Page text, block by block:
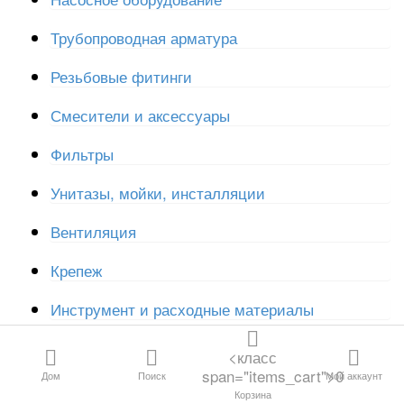
Все категории
Канализация и
дренаж
Водосливная
фитинги для
водоснабжения
Резьбовые
Трубопроводная
Дом Поиск
<класс
span="items_cart">0
Корзина
Мой аккаунт
Трубопроводная арматура
Резьбовые фитинги
Смесители и аксессуары
Фильтры
Унитазы, мойки, инсталляции
Вентиляция
Крепеж
Инструмент и расходные материалы